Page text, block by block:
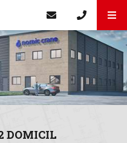
DOMICIL